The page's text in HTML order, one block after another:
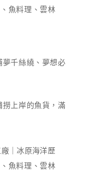
千絲繞、夢想必
上岸的魚貨，滿